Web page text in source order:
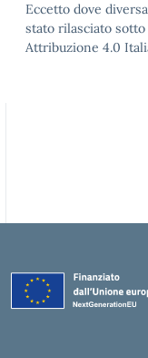
Eccetto dove
stato rilasciato
Attribuzione 4.0